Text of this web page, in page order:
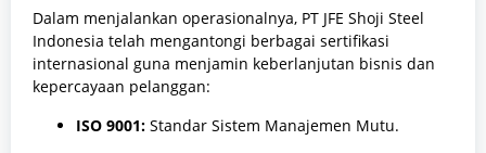
Dalam menjalankan operasionalnya, PT JFE Shoji Steel
Indonesia telah mengantongi berbagai sertifikasi
internasional guna menjamin keberlanjutan bisnis dan
kepercayaan pelanggan:
ISO 9001: Standar Sistem Manajemen Mutu.